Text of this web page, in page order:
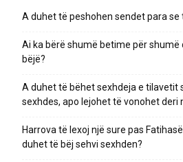
A duhet të peshohen sendet para se
Ai ka bërë shumë betime për
bëjë?
A duhet të bëhet sexhdeja e tilavetit
sexhdes, apo lejohet të vonohet deri
Harrova të lexoj një sure pas
duhet të bëj sehvi sexhden?